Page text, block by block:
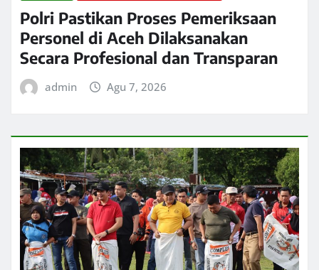
Polri Pastikan Proses Pemeriksaan
Personel di Aceh Dilaksanakan
Secara Profesional dan Transparan
admin Agu 7, 2026